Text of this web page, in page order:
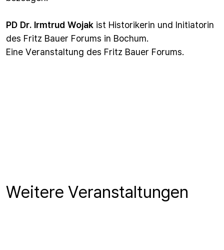
PD Dr. Irmtrud Wojak ist Historikerin und Initiatorin
des Fritz Bauer Forums in Bochum.
Eine Veranstaltung des Fritz Bauer Forums.
Weitere Veranstaltungen